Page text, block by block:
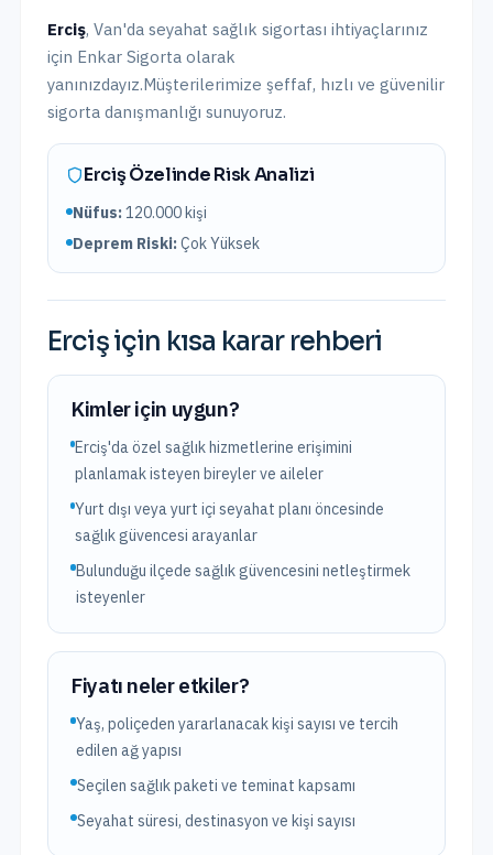
Erciş, Van'da seyahat sağlık sigortası ihtiyaçlarınız
için Enkar Sigorta olarak
yanınızdayız.Müşterilerimize şeffaf, hızlı ve güvenilir
sigorta danışmanlığı sunuyoruz.
ErcişÖzelinde Risk Analizi
Nüfus:120.000kişi
Deprem Riski:Çok Yüksek
Ercişiçin kısa karar rehberi
Kimler için uygun?
Erciş'da özel sağlık hizmetlerine erişimini
planlamak isteyen bireyler ve aileler
Yurt dışı veya yurt içi seyahat planı öncesinde
sağlık güvencesi arayanlar
Bulunduğu ilçede sağlık güvencesini netleştirmek
isteyenler
Fiyatı neler etkiler?
Yaş, poliçeden yararlanacak kişi sayısı ve tercih
edilen ağ yapısı
Seçilen sağlık paketi ve teminat kapsamı
Seyahat süresi, destinasyon ve kişi sayısı